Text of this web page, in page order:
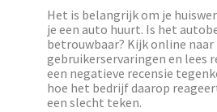
Het is belangrijk om je
je een auto huurt. Is het
betrouwbaar? Kijk online naar
gebruikerservaringen en lees
een negatieve recensie
hoe het bedrijf daarop
een slecht teken.